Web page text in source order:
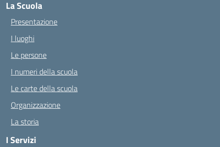
La Scuola
Presentazione
I luoghi
Le persone
I numeri della scuola
Le carte della scuola
Organizzazione
La storia
I Servizi